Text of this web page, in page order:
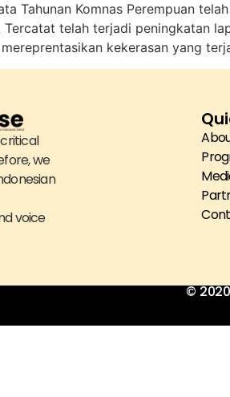
Tahunan Komnas Perempuan
Tercatat telah terjadi peningkatan
kekerasan yang
we
voice
©